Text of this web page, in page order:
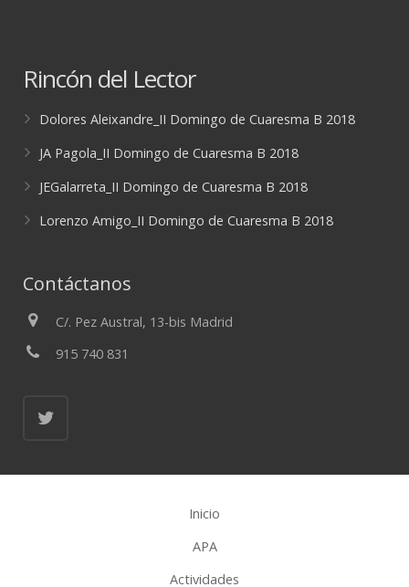
Rincón del Lector
Dolores Aleixandre_II Domingo de Cuaresma B 2018
JA Pagola_II Domingo de Cuaresma B 2018
JEGalarreta_II Domingo de Cuaresma B 2018
Lorenzo Amigo_II Domingo de Cuaresma B 2018
Contáctanos
C/. Pez Austral, 13-bis Madrid
915 740 831
Inicio
APA
Actividades